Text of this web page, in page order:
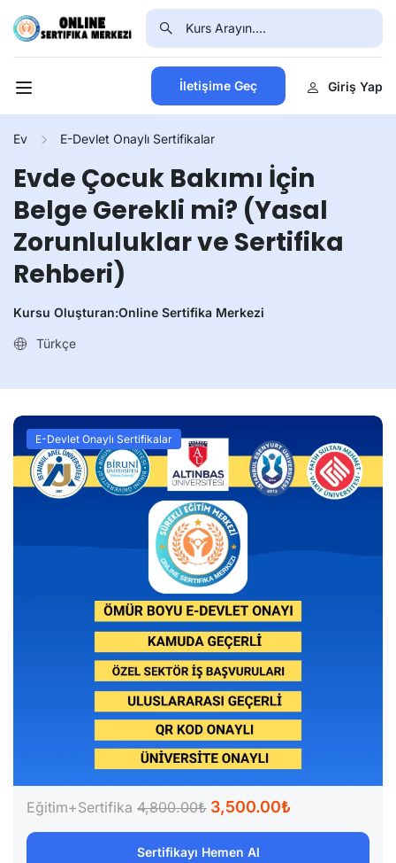
İletişime Geç Giriş Yap
Ev E-Devlet Onaylı Sertifikalar
Evde Çocuk Bakımı İçin
Belge Gerekli mi? (Yasal
Zorunluluklar ve Sertifika
Rehberi)
Kursu Oluşturan:Online Sertifika Merkezi
Türkçe
E-Devlet Onaylı Sertifikalar
Eğitim+Sertifika 4,800.00₺ 3,500.00₺
Sertifikayı Hemen Al